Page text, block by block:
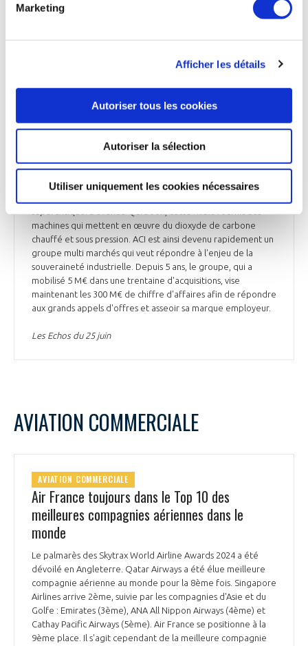
Marketing
Afficher les détails
Autoriser tous les cookies
Autoriser la sélection
Utiliser uniquement les cookies nécessaires
Nexter. Le groupe vient aussi de renforcer sa branche
services en reprenant SDML à Martigues, dans les Bouches-
pôle services, qui est désormais dirigé par Axel Breton,
et la couverture de la région sud du groupe qui accompagne
Airbus Helicopters, EDF, le CEA et leurs sous-traitants. En avril,
japonais Jtekt. Rebaptisée Enerflux, elle comprend une usine
à Blois, dans le Loir-et-Cher, et un centre technique à
salariés. Enfin, ACI avait sauvé, cet hiver, Dense fluid
degreasing (DFD), qui a mis au point une solution brevetée
machines qui mettent en œuvre du dioxyde de carbone
chauffé et sous pression. ACI est ainsi devenu rapidement un
groupe multi marchés qui veut répondre à l'enjeu de la
souveraineté industrielle. Depuis 5 ans, le groupe, qui a
mobilisé 5 M€ dans une trentaine d'acquisitions, vise
maintenant les 300 M€ de chiffre d'affaires afin de répondre
aux grands appels d'offres et asseoir sa marque employeur.
Les Echos du 25 juin
AVIATION COMMERCIALE
AVIATION COMMERCIALE
Air France toujours dans le Top 10 des
meilleures compagnies aériennes dans le
monde
Le palmarès des Skytrax World Airline Awards 2024 a été
dévoilé en Angleterre. Qatar Airways a été élue meilleure
compagnie aérienne au monde pour la 8ème fois. Singapore
Airlines arrive 2ème, suivie par les compagnies d'Asie et du
Golfe : Emirates (3ème), ANA All Nippon Airways (4ème) et
Cathay Pacific Airways (5ème). Air France se positionne à la
9ème place. Il s'agit cependant de la meilleure compagnie